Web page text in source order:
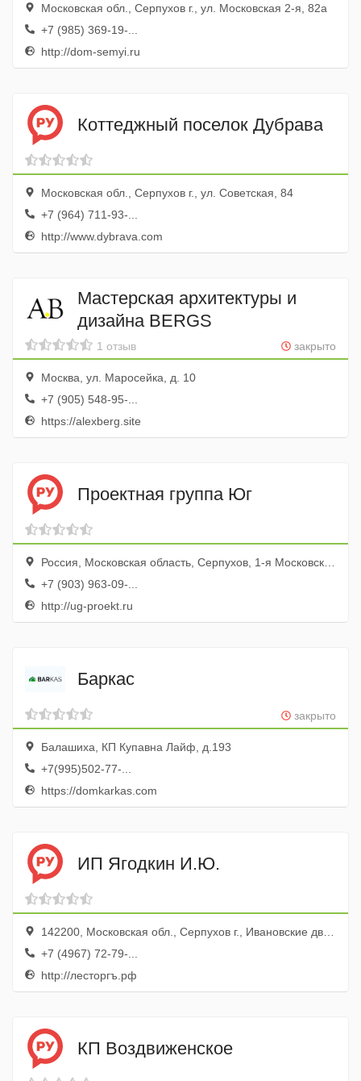
Московская обл., Серпухов г., ул. Московская 2-я, 82а
+7 (985) 369-19-...
http://dom-semyi.ru
Коттеджный поселок Дубрава
Московская обл., Серпухов г., ул. Советская, 84
+7 (964) 711-93-...
http://www.dybrava.com
Мастерская архитектуры и
дизайна BERGS
закрыто
1 отзыв
Москва, ул. Маросейка, д. 10
+7 (905) 548-95-...
https://alexberg.site
Проектная группа Юг
Россия, Московская область, Серпухов, 1-я Московская улица, 44А
+7 (903) 963-09-...
http://ug-proekt.ru
Баркас
закрыто
Балашиха, КП Купавна Лайф, д.193
+7(995)502-77-...
https://domkarkas.com
ИП Ягодкин И.Ю.
142200, Московская обл., Серпухов г., Ивановские дворики мкр., 2а
+7 (4967) 72-79-...
http://лесторгъ.рф
КП Воздвиженское